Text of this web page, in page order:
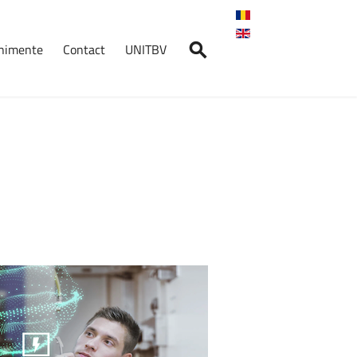
AbsolvențiînFața
Companiilor–AFCO2026
14 mai 2026, Aula „Sergiu T.
Chiriacescu” a ...
Contact UNITBV